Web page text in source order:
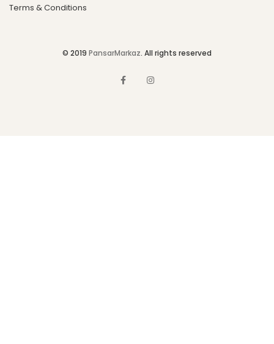
Terms & Conditions
© 2019 PansarMarkaz. All rights reserved